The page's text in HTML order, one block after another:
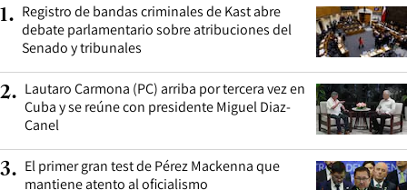
1. Registro de bandas criminales de Kast abre
debate parlamentario sobre atribuciones del
Senado y tribunales
2. Lautaro Carmona (PC) arriba por tercera vez en
Cuba y se reúne con presidente Miguel Diaz-
Canel
3. El primer gran test de Pérez Mackenna que
mantiene atento al oficialismo